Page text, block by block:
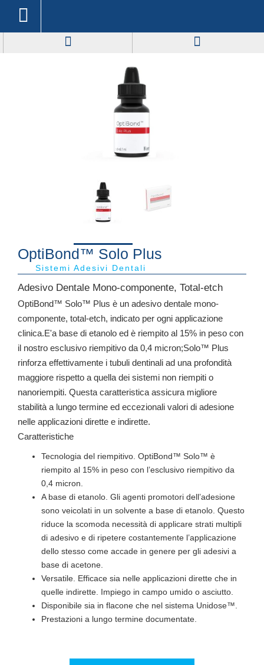
OptiBond™ Solo Plus
Sistemi Adesivi Dentali
Adesivo Dentale Mono-componente, Total-etch
OptiBond™ Solo™ Plus è un adesivo dentale mono-
componente, total-etch, indicato per ogni applicazione
clinica.E'a base di etanolo ed è riempito al 15% in peso con
il nostro esclusivo riempitivo da 0,4 micron;Solo™ Plus
rinforza effettivamente i tubuli dentinali ad una profondità
maggiore rispetto a quella dei sistemi non riempiti o
nanoriempiti. Questa caratteristica assicura migliore
stabilità a lungo termine ed eccezionali valori di adesione
nelle applicazioni dirette e indirette.
Caratteristiche
Tecnologia del riempitivo. OptiBond™ Solo™ è
riempito al 15% in peso con l’esclusivo riempitivo da
0,4 micron.
A base di etanolo. Gli agenti promotori dell’adesione
sono veicolati in un solvente a base di etanolo. Questo
riduce la scomoda necessità di applicare strati multipli
di adesivo e di ripetere costantemente l’applicazione
dello stesso come accade in genere per gli adesivi a
base di acetone.
Versatile. Efficace sia nelle applicazioni dirette che in
quelle indirette. Impiego in campo umido o asciutto.
Disponibile sia in flacone che nel sistema Unidose™.
Prestazioni a lungo termine documentate.